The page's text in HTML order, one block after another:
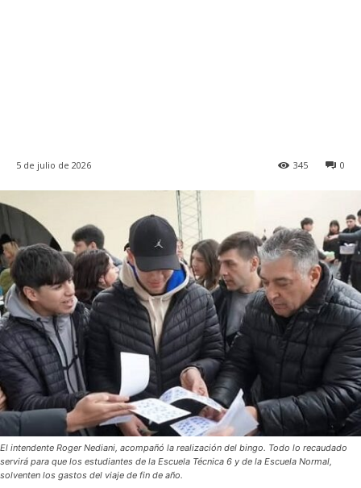
5 de julio de 2026 0
345
El intendente Roger Nediani, acompañó la realización del bingo. Todo lo recaudado
servirá para que los estudiantes de la Escuela Técnica 6 y de la Escuela Normal,
solventen los gastos del viaje de fin de año.